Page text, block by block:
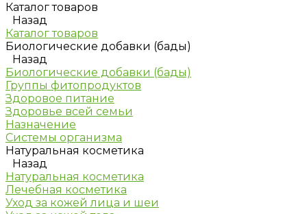
Каталог товаров
Назад
Каталог товаров
Биологические добавки (бады)
Назад
Биологические добавки (бады)
Группы фитопродуктов
Здоровое питание
Здоровье всей семьи
Назначение
Системы организма
Натуральная косметика
Назад
Натуральная косметика
Лечебная косметика
Уход за кожей лица и шеи